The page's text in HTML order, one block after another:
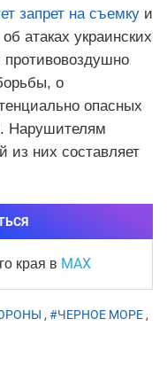
запрет на съемку и
атаках украинских
противовоздушно
о
опасных
Нарушителям
из них составляет
края в MAX
, #ЧЕРНОЕ МОРЕ,